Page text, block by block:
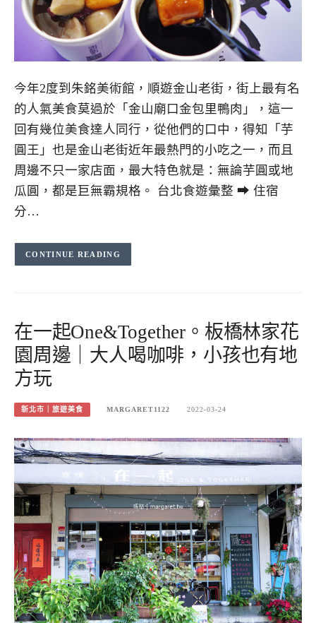
今年2度到朱銘美術館，順遊金山老街，街上最有名
的人氣美食莫過於「金山廟口金包里鴨肉」，這一
回有幾位美食達人同行，從他們的口中，得知「芋
圓王」也是金山老街近年最熱門的小吃之一，而且
周邊不只一家店面，最大特色就是：無論芋圓或地
瓜圓，都是巨無霸規格。 台北食遊彙整 ➡ 住宿
分…
CONTINUE READING
在一起One&Together。板橋林家花
園周邊｜大人喝咖啡，小孩也有地
方玩
新北市｜旅遊美食 MARGARET1122 2022-03-24